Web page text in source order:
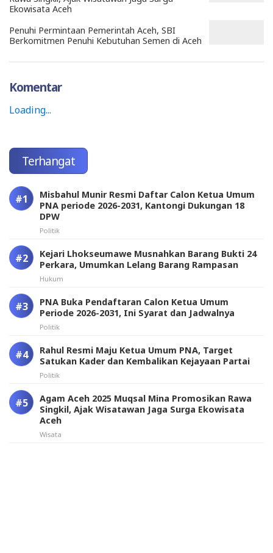
Ekowisata Aceh
Penuhi Permintaan Pemerintah Aceh, SBI
Berkomitmen Penuhi Kebutuhan Semen di Aceh
Komentar
Loading...
Terhangat
Misbahul Munir Resmi Daftar Calon Ketua Umum
PNA periode 2026-2031, Kantongi Dukungan 18
DPW
Politik
Kejari Lhokseumawe Musnahkan Barang Bukti 24
Perkara, Umumkan Lelang Barang Rampasan
Hukum
PNA Buka Pendaftaran Calon Ketua Umum
Periode 2026-2031, Ini Syarat dan Jadwalnya
Politik
Rahul Resmi Maju Ketua Umum PNA, Target
Satukan Kader dan Kembalikan Kejayaan Partai
Politik
Agam Aceh 2025 Muqsal Mina Promosikan Rawa
Singkil, Ajak Wisatawan Jaga Surga Ekowisata
Aceh
Wisata